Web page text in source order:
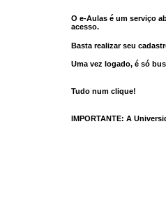
O e-Aulas é um serviço
acesso.
Basta realizar seu
Uma vez logado, é só
Tudo num clique!
IMPORTANTE: A